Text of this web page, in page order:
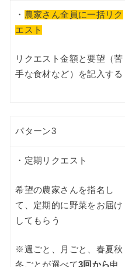
・ 農家さん全員に一括リク
エスト
リクエスト金額と要望（苦
手な食材など）を記入する
パターン3
・定期リクエスト
希望の農家さんを指名し
て、定期的に野菜をお届け
してもらう
※週ごと、月ごと、春夏秋
冬ごとが選べて3回から申